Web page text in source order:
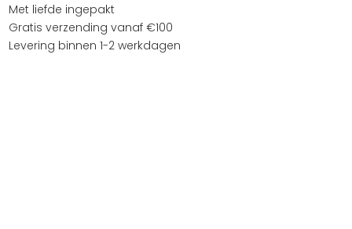
Met liefde ingepakt
Gratis verzending vanaf €100
Levering binnen 1-2 werkdagen